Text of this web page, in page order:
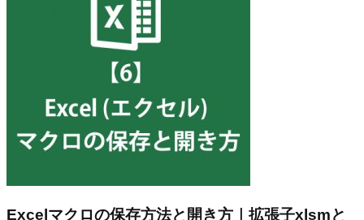
Excelマクロの保存方法と開き方｜拡張子xlsmと